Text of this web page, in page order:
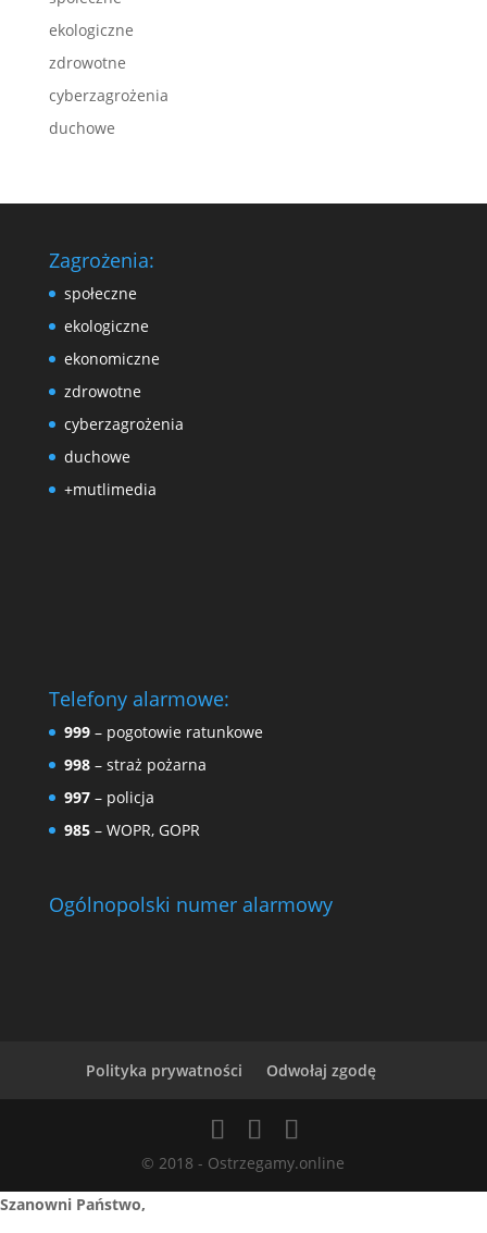
ekologiczne
zdrowotne
cyberzagrożenia
duchowe
Zagrożenia:
społeczne
ekologiczne
ekonomiczne
zdrowotne
cyberzagrożenia
duchowe
+mutlimedia
Telefony alarmowe:
999– pogotowie ratunkowe
998– straż pożarna
997– policja
985– WOPR, GOPR
Ogólnopolski numer alarmowy
Polityka prywatności Odwołaj zgodę
© 2018 - Ostrzegamy.online
Szanowni Państwo,